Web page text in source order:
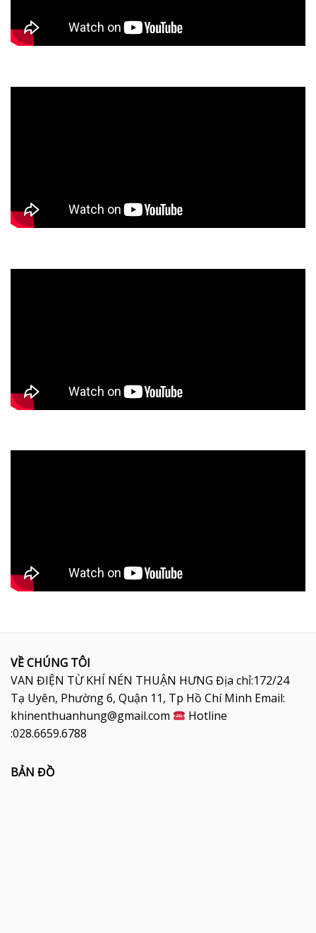
VỀ CHÚNG TÔI
VAN ĐIỆN TỪ KHÍ NÉN THUẬN HƯNG Địa chỉ:172/24
Tạ Uyên, Phường 6, Quận 11, Tp Hồ Chí Minh Email:
khinenthuanhung@gmail.com
Hotline
:028.6659.6788
BẢN ĐỒ